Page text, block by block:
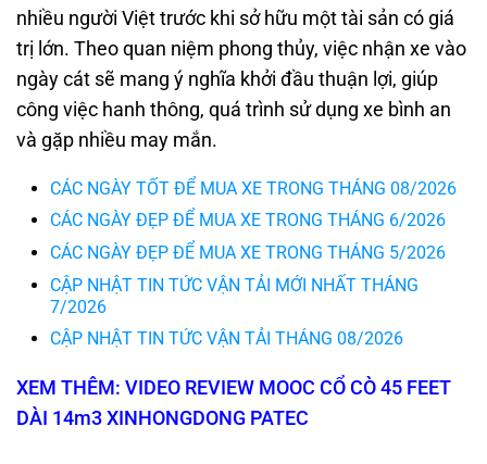
nhiều người Việt trước khi sở hữu một tài sản có giá
trị lớn. Theo quan niệm phong thủy, việc nhận xe vào
ngày cát sẽ mang ý nghĩa khởi đầu thuận lợi, giúp
công việc hanh thông, quá trình sử dụng xe bình an
và gặp nhiều may mắn.
CÁC NGÀY TỐT ĐỂ MUA XE TRONG THÁNG 08/2026
CÁC NGÀY ĐẸP ĐỂ MUA XE TRONG THÁNG 6/2026
CÁC NGÀY ĐẸP ĐỂ MUA XE TRONG THÁNG 5/2026
CẬP NHẬT TIN TỨC VẬN TẢI MỚI NHẤT THÁNG
7/2026
CẬP NHẬT TIN TỨC VẬN TẢI THÁNG 08/2026
XEM THÊM: VIDEO REVIEW MOOC CỔ CÒ 45 FEET
DÀI 14m3 XINHONGDONG PATEC